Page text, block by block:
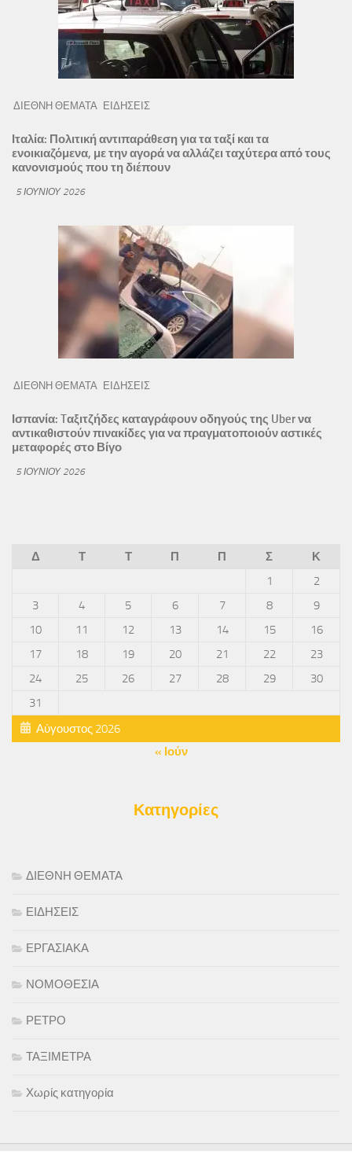
ΔΙΕΘΝΗ ΘΕΜΑΤΑ ΕΙΔΗΣΕΙΣ
Ιταλία: Πολιτική αντιπαράθεση για τα ταξί και τα
ενοικιαζόμενα, με την αγορά να αλλάζει ταχύτερα από τους
κανονισμούς που τη διέπουν
5 ΙΟΥΝΊΟΥ 2026
ΔΙΕΘΝΗ ΘΕΜΑΤΑ ΕΙΔΗΣΕΙΣ
Ισπανία: Tαξιτζήδες καταγράφουν οδηγούς της Uber να
αντικαθιστούν πινακίδες για να πραγματοποιούν αστικές
μεταφορές στο Βίγο
5 ΙΟΥΝΊΟΥ 2026
Αύγουστος 2026
Δ Τ Τ Π Π Σ
Κ
1
2
3
4 5 6 7 8
9
10
11 12 13 14 15
16
17
18 19 20 21 22
23
24
25 26 27 28 29
30
31
« Ιούν
Κατηγορίες
ΔΙΕΘΝΗ ΘΕΜΑΤΑ
ΕΙΔΗΣΕΙΣ
ΕΡΓΑΣΙΑΚΑ
ΝΟΜΟΘΕΣΙΑ
ΡΕΤΡΟ
ΤΑΞΙΜΕΤΡΑ
Χωρίς κατηγορία